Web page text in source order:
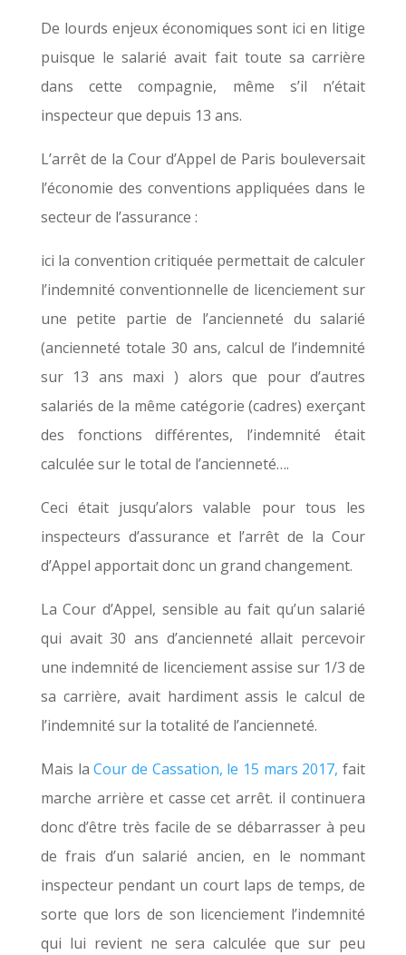
De lourds enjeux économiques sont ici en litige
puisque le salarié avait fait toute sa carrière
dans cette compagnie, même s’il n’était
inspecteur que depuis 13 ans.
L’arrêt de la Cour d’Appel de Paris bouleversait
l’économie des conventions appliquées dans le
secteur de l’assurance :
ici la convention critiquée permettait de calculer
l’indemnité conventionnelle de licenciement sur
une petite partie de l’ancienneté du salarié
(ancienneté totale 30 ans, calcul de l’indemnité
sur 13 ans maxi ) alors que pour d’autres
salariés de la même catégorie (cadres) exerçant
des fonctions différentes, l’indemnité était
calculée sur le total de l’ancienneté….
Ceci était jusqu’alors valable pour tous les
inspecteurs d’assurance et l’arrêt de la Cour
d’Appel apportait donc un grand changement.
La Cour d’Appel, sensible au fait qu’un salarié
qui avait 30 ans d’ancienneté allait percevoir
une indemnité de licenciement assise sur 1/3 de
sa carrière, avait hardiment assis le calcul de
l’indemnité sur la totalité de l’ancienneté.
Mais laCour de Cassation, le 15 mars 2017, fait
marche arrière et casse cet arrêt. il continuera
donc d’être très facile de se débarrasser à peu
de frais d’un salarié ancien, en le nommant
inspecteur pendant un court laps de temps, de
sorte que lors de son licenciement l’indemnité
qui lui revient ne sera calculée que sur peu
Pour recevoir les
actualités juridiques....
Inscrivez-vous à notre newsletter !